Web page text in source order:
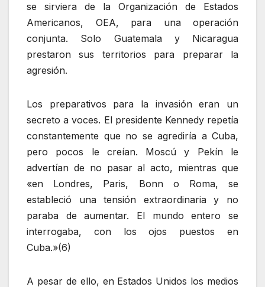
se sirviera de la Organización de Estados
Americanos, OEA, para una operación
conjunta. Solo Guatemala y Nicaragua
prestaron sus territorios para preparar la
agresión.
Los preparativos para la invasión eran un
secreto a voces. El presidente Kennedy repetía
constantemente que no se agrediría a Cuba,
pero pocos le creían. Moscú y Pekín le
advertían de no pasar al acto, mientras que
«en Londres, Paris, Bonn o Roma, se
estableció una tensión extraordinaria y no
paraba de aumentar. El mundo entero se
interrogaba, con los ojos puestos en
Cuba.»(6)
A pesar de ello, en Estados Unidos los medios